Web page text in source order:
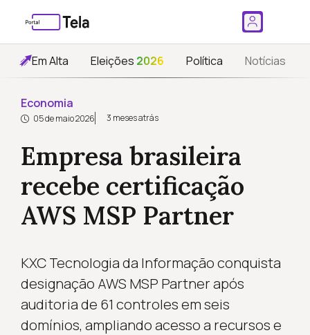
Em Alta Eleições 2026 Política Notícias
Economia
05 de maio 2026 3 meses atrás
Empresa brasileira
recebe certificação
AWS MSP Partner
KXC Tecnologia da Informação conquista
designação AWS MSP Partner após
auditoria de 61 controles em seis
domínios, ampliando acesso a recursos e